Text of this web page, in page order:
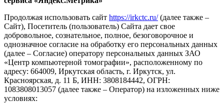
Продолжая использовать сайт https://irkctc.ru/(далее также –
Сайт), Посетитель (пользователь) Сайта дает свое
добровольное, сознательное, полное, безоговорочное и
однозначное согласие на обработку его персональных данных
(далее – Согласие) оператору персональных данных ЗАО
«Центр компьютерной томографии», расположенному по
адресу: 664009, Иркутская область, г. Иркутск, ул.
Красноярская, д. 11 Б, ИНН: 3808184442, ОГРН:
1083808013057 (далее также – Оператор) на изложенных ниже
условиях: